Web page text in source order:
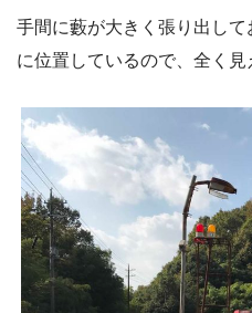
手間に藪が大きく張り出し
に位置しているので、全く見